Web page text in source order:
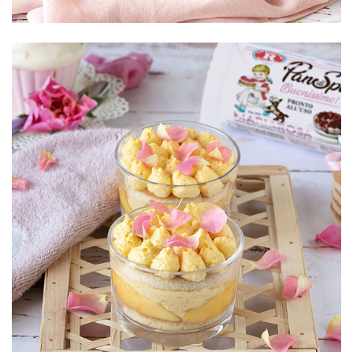
Bavarese di
Pan di Spagna
e mango